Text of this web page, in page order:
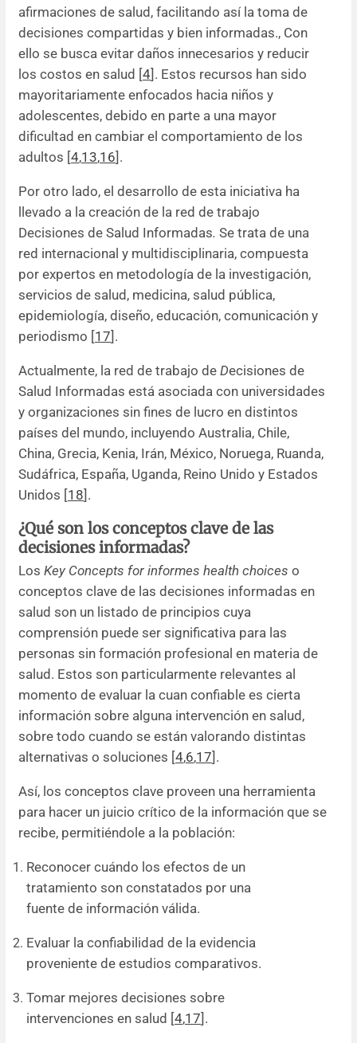
afirmaciones de salud, facilitando así la toma de
decisiones compartidas y bien informadas., Con
ello se busca evitar daños innecesarios y reducir
los costos en salud [4]. Estos recursos han sido
mayoritariamente enfocados hacia niños y
adolescentes, debido en parte a una mayor
dificultad en cambiar el comportamiento de los
adultos [4,13,16].
Por otro lado, el desarrollo de esta iniciativa ha
llevado a la creación de la red de trabajo
Decisiones de Salud Informadas. Se trata de una
red internacional y multidisciplinaria, compuesta
por expertos en metodología de la investigación,
servicios de salud, medicina, salud pública,
epidemiología, diseño, educación, comunicación y
periodismo [17].
Actualmente, la red de trabajo de Decisiones de
Salud Informadas está asociada con universidades
y organizaciones sin fines de lucro en distintos
países del mundo, incluyendo Australia, Chile,
China, Grecia, Kenia, Irán, México, Noruega, Ruanda,
Sudáfrica, España, Uganda, Reino Unido y Estados
Unidos [18].
¿Qué son los conceptos clave de las
decisiones informadas?
Los Key Concepts for informes health choices o
conceptos clave de las decisiones informadas en
salud son un listado de principios cuya
comprensión puede ser significativa para las
personas sin formación profesional en materia de
salud. Estos son particularmente relevantes al
momento de evaluar la cuan confiable es cierta
información sobre alguna intervención en salud,
sobre todo cuando se están valorando distintas
alternativas o soluciones [4,6,17].
Así, los conceptos clave proveen una herramienta
para hacer un juicio crítico de la información que se
recibe, permitiéndole a la población:
Reconocer cuándo los efectos de un
tratamiento son constatados por una
fuente de información válida.
Evaluar la confiabilidad de la evidencia
proveniente de estudios comparativos.
Tomar mejores decisiones sobre
intervenciones en salud [4,17].